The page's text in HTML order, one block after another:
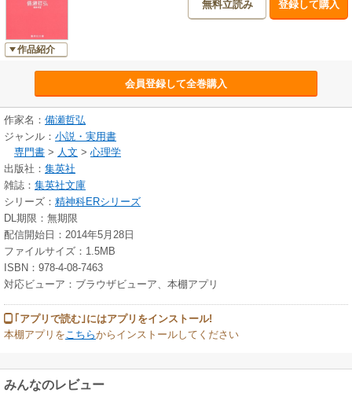
作品紹介
無料立読み 登録して購入
会員登録して全巻購入
作家名： 備瀬哲弘
ジャンル： 小説・実用書
専門書 > 人文 > 心理学
出版社： 集英社
雑誌： 集英社文庫
シリーズ： 精神科ERシリーズ
DL期限：無期限
配信開始日：2014年5月28日
ファイルサイズ：1.5MB
ISBN：978-4-08-7463
対応ビューア：ブラウザビューア、本棚アプリ
｢アプリで読む｣にはアプリをインストール!
本棚アプリをこちらからインストールしてください
みんなのレビュー